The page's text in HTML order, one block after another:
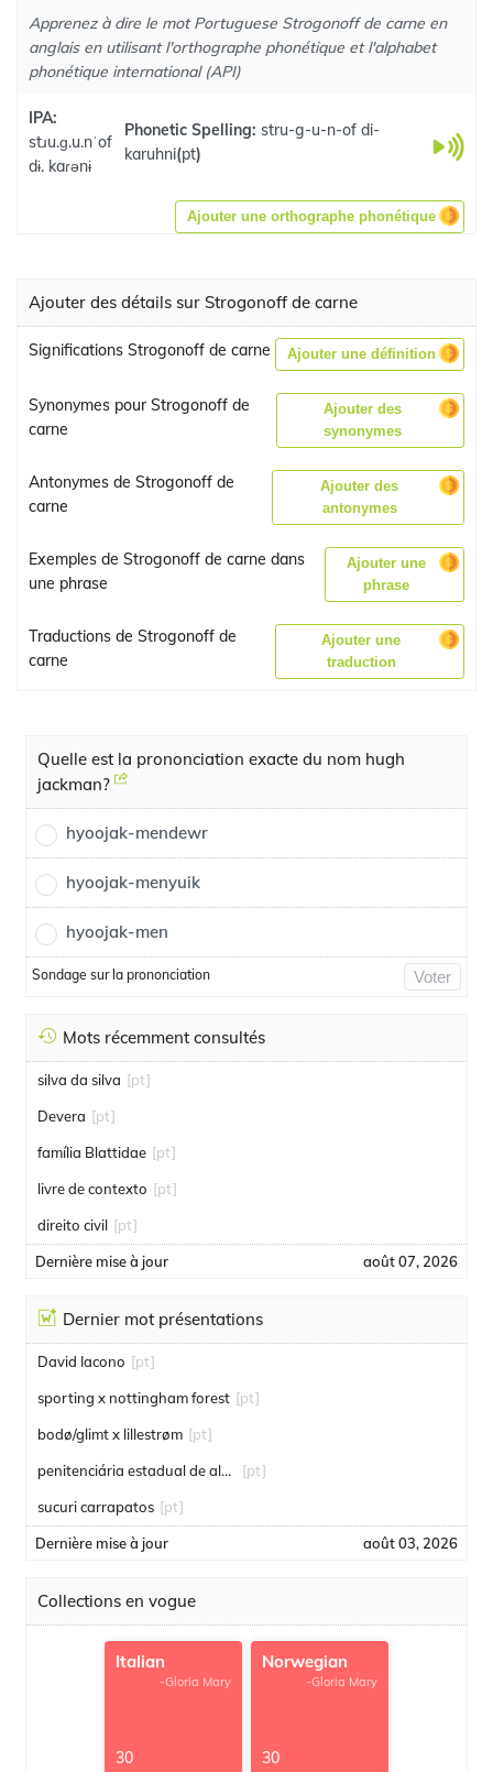
Apprenez à dire le mot Portuguese Strogonoff de carne en
anglais en utilisant l'orthographe phonétique et l'alphabet
phonétique international (API)
IPA:
stɹu.ɡ.u.nˈof
dɨ. kaɾənɨ
Phonetic Spelling:stru-g-u-n-of di-
karuhni(pt)
Ajouter une orthographe phonétique
Ajouter des détails sur Strogonoff de carne
Significations Strogonoff de carne Ajouter une définition
Synonymes pour Strogonoff de
carne
Ajouter des
synonymes
Antonymes de Strogonoff de
carne
Ajouter des
antonymes
Exemples de Strogonoff de carne dans
une phrase
Ajouter une
phrase
Traductions de Strogonoff de
carne
Ajouter une
traduction
Quelle est la prononciation exacte du nom hugh
jackman?
hyoojak-mendewr
hyoojak-menyuik
hyoojak-men
Sondage sur la prononciation Voter
Mots récemment consultés
silva da silva [pt]
Devera [pt]
família Blattidae [pt]
livre de contexto [pt]
direito civil [pt]
Dernière mise à jour août 07, 2026
Dernier mot présentations
David Iacono [pt]
sporting x nottingham forest [pt]
bodø/glimt x lillestrøm [pt]
penitenciária estadual de alcaçuz [pt]
sucuri carrapatos [pt]
Dernière mise à jour août 03, 2026
Collections en vogue
Italian
-Gloria Mary
30
Norwegian
-Gloria Mary
30